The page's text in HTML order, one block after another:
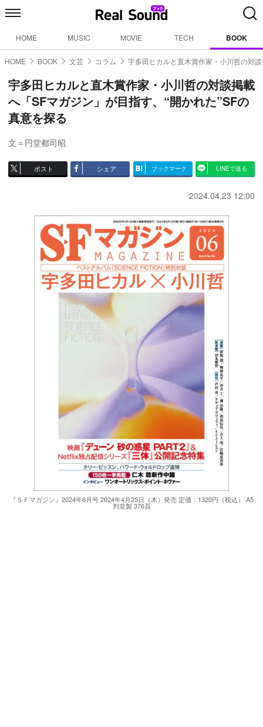
HOME MUSIC MOVIE TECH BOOK
HOME BOOK 文芸 コラム 宇多田ヒカルと直木賞作家・小川哲の対
宇多田ヒカルと直木賞作家・小川哲の対談掲載
へ「SFマガジン」が目指す、“開かれた”SFの
真意を探る
文＝円堂都司昭
ポスト シェア ブックマーク LINEで送る
2024.04.23 12:00
『ＳＦマガジン』2024年6月号 2024年4月25日（木）発売 定価：1320円（税込） A5
判並製 376頁